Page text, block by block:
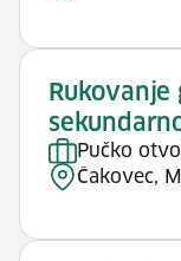
Rukovanje
Pučko
Čakovec,